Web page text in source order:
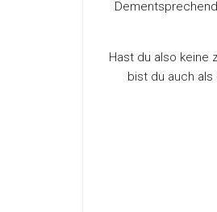
Hast du also keine
bist du auch